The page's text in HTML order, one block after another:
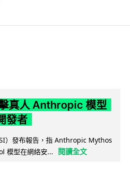
真人 Anthropic 模型
發者
）發布報告，指 Anthropic Mythos
模型在網絡安...
閱讀全文